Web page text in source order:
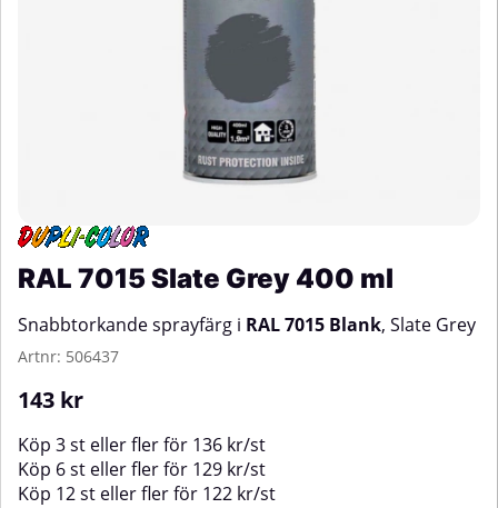
RAL 7015 Slate Grey 400 ml
Snabbtorkande sprayfärg i RAL 7015 Blank, Slate Grey
Artnr: 506437
143 kr
Köp 3 st eller fler för 136 kr/st
Köp 6 st eller fler för 129 kr/st
Köp 12 st eller fler för 122 kr/st